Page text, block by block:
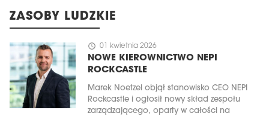
ZASOBY LUDZKIE
schedule 01 kwietnia 2026
NOWE KIEROWNICTWO NEPI
ROCKCASTLE
Marek Noetzel objął stanowisko CEO NEPI
Rockcastle i ogłosił nowy skład zespołu
zarządzającego, oparty w całości na